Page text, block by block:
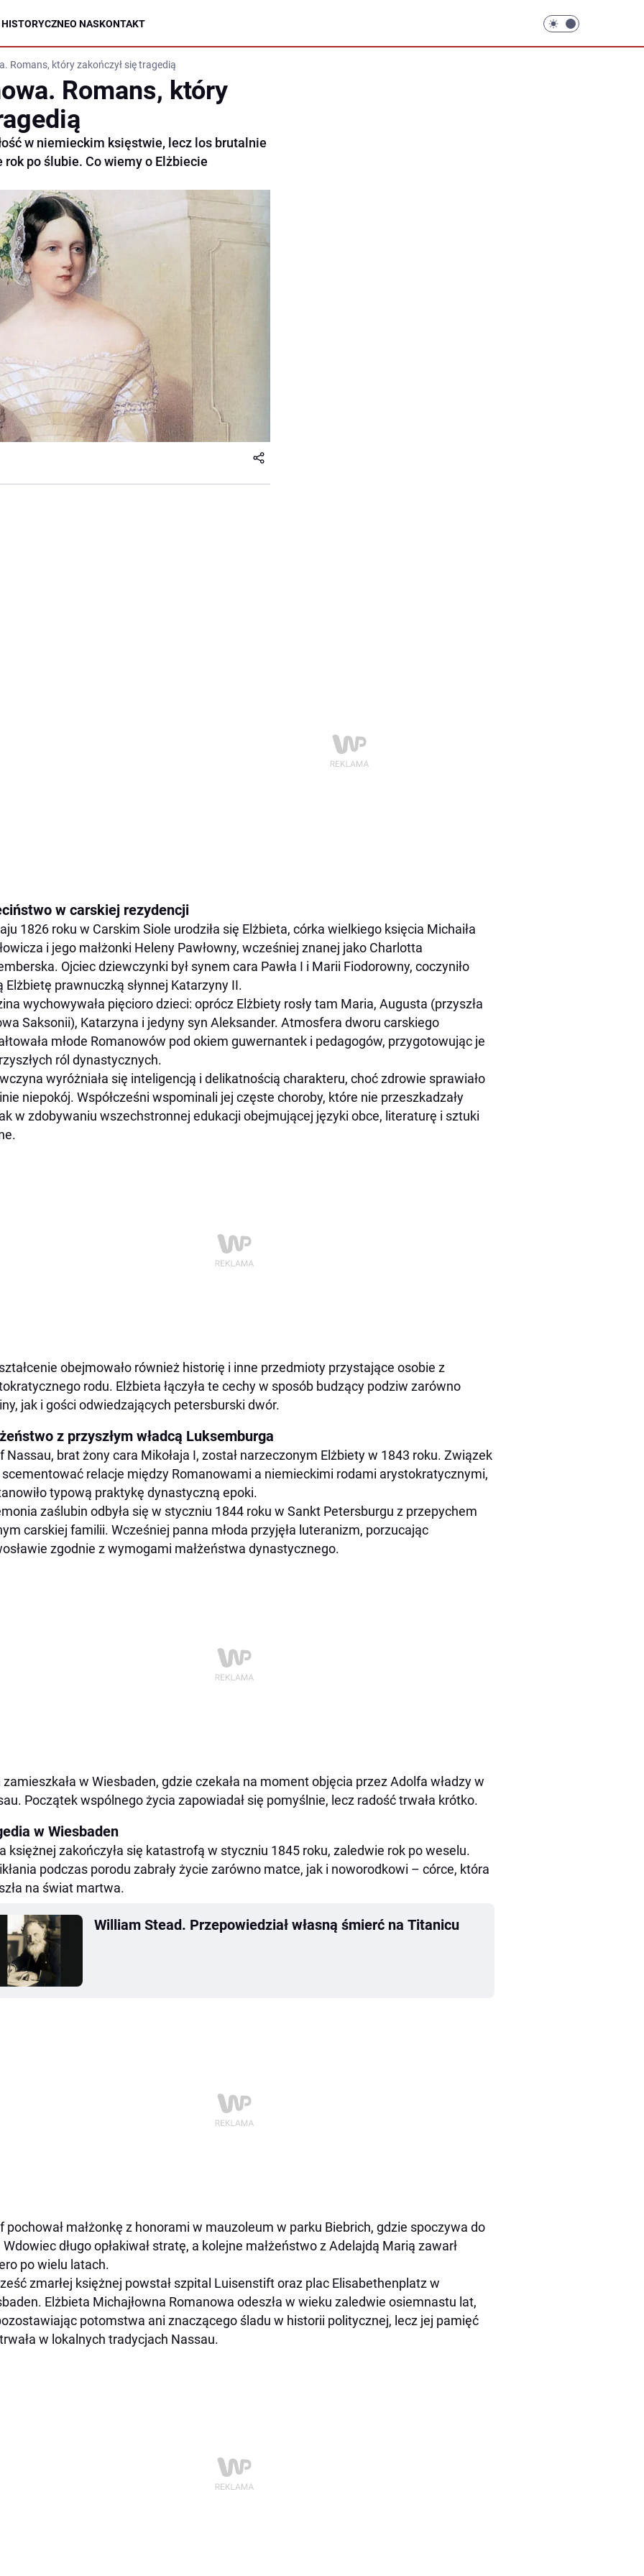
O NASKONTAKT
Romans, który zakończył się tragedią
Romans, który
w niemieckim księstwie, lecz los brutalnie
po ślubie. Co wiemy o Elżbiecie
w carskiej rezydencji
1826 roku w Carskim Siole urodziła się Elżbieta, córka wielkiego księcia Michaiła
i jego małżonki Heleny Pawłowny, wcześniej znanej jako Charlotta
Ojciec dziewczynki był synem cara Pawła I i Marii Fiodorowny, coczyniło
Elżbietę prawnuczką słynnej Katarzyny II.
wychowywała pięcioro dzieci: oprócz Elżbiety rosły tam Maria, Augusta (przyszła
Saksonii), Katarzyna i jedyny syn Aleksander. Atmosfera dworu carskiego
młode Romanowów pod okiem guwernantek i pedagogów, przygotowując je
ról dynastycznych.
wyróżniała się inteligencją i delikatnością charakteru, choć zdrowie sprawiało
niepokój. Współcześni wspominali jej częste choroby, które nie przeszkadzały
w zdobywaniu wszechstronnej edukacji obejmującej języki obce, literaturę i sztuki
obejmowało również historię i inne przedmioty przystające osobie z
rodu. Elżbieta łączyła te cechy w sposób budzący podziw zarówno
jak i gości odwiedzających petersburski dwór.
z przyszłym władcą Luksemburga
Nassau, brat żony cara Mikołaja I, został narzeczonym Elżbiety w 1843 roku. Związek
scementować relacje między Romanowami a niemieckimi rodami arystokratycznymi,
typową praktykę dynastyczną epoki.
zaślubin odbyła się w styczniu 1844 roku w Sankt Petersburgu z przepychem
carskiej familii. Wcześniej panna młoda przyjęła luteranizm, porzucając
zgodnie z wymogami małżeństwa dynastycznego.
zamieszkała w Wiesbaden, gdzie czekała na moment objęcia przez Adolfa władzy w
Początek wspólnego życia zapowiadał się pomyślnie, lecz radość trwała krótko.
w Wiesbaden
księżnej zakończyła się katastrofą w styczniu 1845 roku, zaledwie rok po weselu.
podczas porodu zabrały życie zarówno matce, jak i noworodkowi – córce, która
na świat martwa.
William Stead. Przepowiedział własną śmierć na Titanicu
pochował małżonkę z honorami w mauzoleum w parku Biebrich, gdzie spoczywa do
Wdowiec długo opłakiwał stratę, a kolejne małżeństwo z Adelajdą Marią zawarł
po wielu latach.
zmarłej księżnej powstał szpital Luisenstift oraz plac Elisabethenplatz w
Elżbieta Michajłowna Romanowa odeszła w wieku zaledwie osiemnastu lat,
potomstwa ani znaczącego śladu w historii politycznej, lecz jej pamięć
w lokalnych tradycjach Nassau.